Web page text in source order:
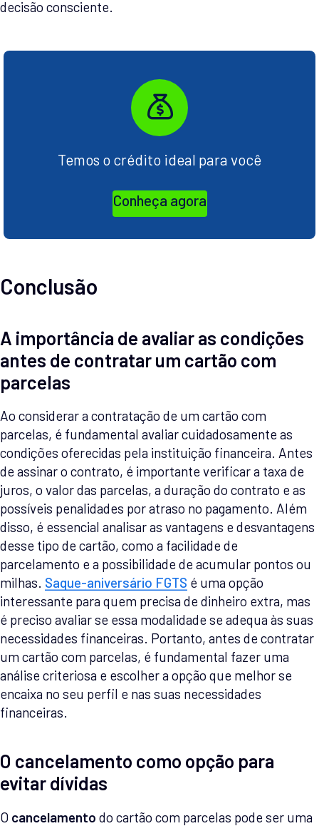
decisão consciente.
Temos o crédito ideal para você
Conheça agora
Conclusão
A importância de avaliar as condições
antes de contratar um cartão com
parcelas
Ao considerar a contratação de um cartão com
parcelas, é fundamental avaliar cuidadosamente as
condições oferecidas pela instituição financeira. Antes
de assinar o contrato, é importante verificar a taxa de
juros, o valor das parcelas, a duração do contrato e as
possíveis penalidades por atraso no pagamento. Além
disso, é essencial analisar as vantagens e desvantagens
desse tipo de cartão, como a facilidade de
parcelamento e a possibilidade de acumular pontos ou
milhas. Saque-aniversário FGTS é uma opção
interessante para quem precisa de dinheiro extra, mas
é preciso avaliar se essa modalidade se adequa às suas
necessidades financeiras. Portanto, antes de contratar
um cartão com parcelas, é fundamental fazer uma
análise criteriosa e escolher a opção que melhor se
encaixa no seu perfil e nas suas necessidades
financeiras.
O cancelamento como opção para
evitar dívidas
O cancelamento do cartão com parcelas pode ser uma